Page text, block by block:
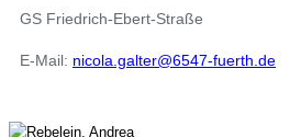
GS Friedrich-Ebert-Straße
E-Mail: nicola.galter@6547-fuerth.de